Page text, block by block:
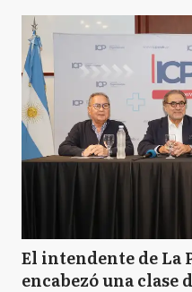
El intendente de La
encabezó una